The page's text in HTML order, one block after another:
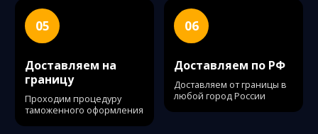
05
Доставляем на
границу
Проходим процедуру
таможенного оформления
06
Доставляем по РФ
Доставляем от границы в
любой город России